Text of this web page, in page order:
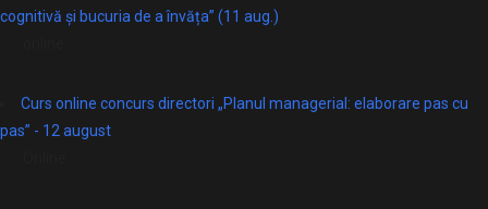
cognitivă și bucuria de a învăța” (11 aug.)
Curs online concurs directori „Planul managerial: elaborare pas cu
pas” - 12 august